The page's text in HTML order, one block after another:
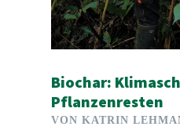
Biochar:
Pflanzenresten
VON KATRIN